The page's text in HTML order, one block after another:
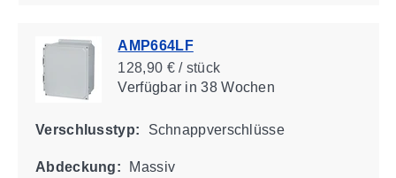
AMP664LF
128,90 € / stück
Verfügbarin 38 Wochen
Verschlusstyp: Schnappverschlüsse
Abdeckung: Massiv